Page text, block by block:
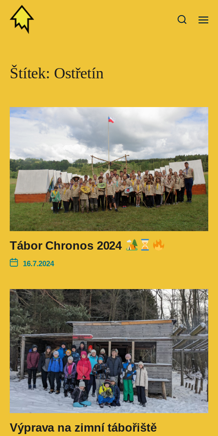
Štítek: Ostřetín
Tábor Chronos 2024
16.7.2024
Výprava na zimní tábořiště